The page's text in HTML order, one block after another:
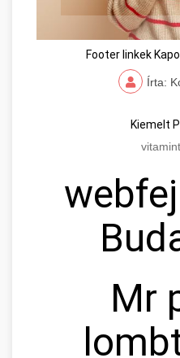
Footer linkek
Írta:
Kiemelt
Mr